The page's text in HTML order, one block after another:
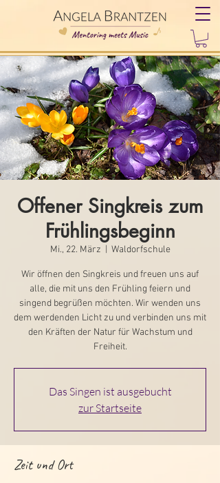
Offener Singkreis zum
Frühlingsbeginn
Mi., 22. März Waldorfschule
Wir öffnen den Singkreis und freuen uns auf
alle, die mit uns den Frühling feiern und
singend begrüßen möchten. Wir wenden uns
dem werdenden Licht zu und verbinden uns mit
den Kräften der Natur für Wachstum und
Freiheit.
Das Singen ist ausgebucht
zur Startseite
Zeit und Ort